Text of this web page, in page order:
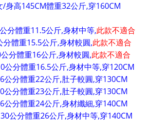
身高145CM體重32公斤,穿160CM
分體重11.5公斤,身材中等,此款不適合
體重15.5公斤,身材較圓,此款不適合
分體重16公斤,身材較圓,此款不適合
分體重16.5公斤,身材中等,穿120CM
分體重22公斤,肚子較圓,穿130CM
分體重23公斤,肚子較圓,穿130CM
分體重24公斤,身材纖細,穿140CM
公分體重26公斤,身材中等,穿140CM